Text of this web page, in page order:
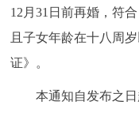
便民服务
12月31日前再婚，符
且子女年龄在十八周
证》。
本通知自发布之日